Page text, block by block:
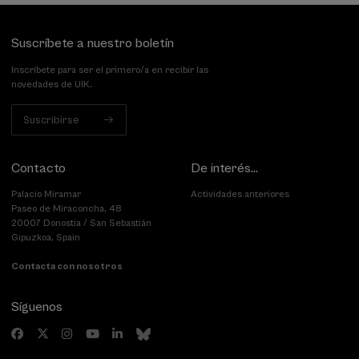
Suscríbete a nuestro boletín
Inscríbete para ser el primero/a en recibir las
novedades de UIK.
Suscribirse
Contacto
Palacio Miramar
Paseo de Miraconcha, 48
20007 Donostia / San Sebastián
Gipuzkoa, Spain
Contacta con nosotros
De interés...
Actividades anteriores
Síguenos